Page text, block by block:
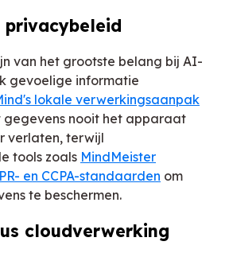
van het grootste belang bij AI-
gevoelige informatie
lokale verwerkingsaanpak
nooit het apparaat
verlaten, terwijl
tools zoals MindMeister
en CCPA-standaarden om
te beschermen.
cloudverwerking